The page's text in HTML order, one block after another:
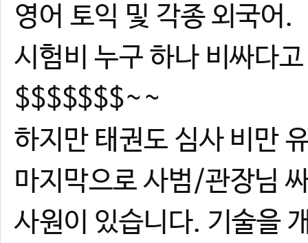
영어 토익 및 각종 외국어.
시험비 누구 하나 비싸다
$$$$$$$~~
하지만 태권도 심사 비만
마지막으로 사범/관장님
사원이 있습니다. 기술을